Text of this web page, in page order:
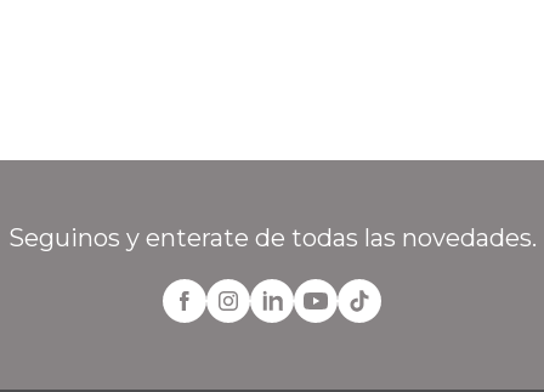
Seguinos y enterate de todas las novedades.